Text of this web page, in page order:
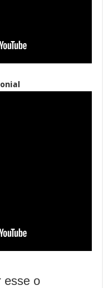
esse o